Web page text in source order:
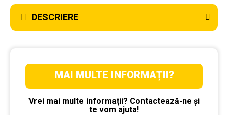
DESCRIERE
MAI MULTE INFORMAȚII?
Vrei mai multe informații? Contactează-ne și
te vom ajuta!